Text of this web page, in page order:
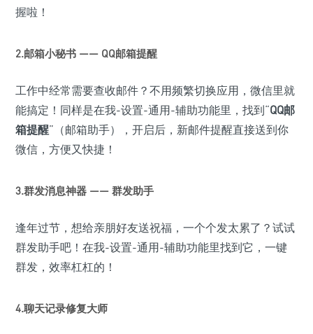
握啦！
2.邮箱小秘书 —— QQ邮箱提醒
工作中经常需要查收邮件？不用频繁切换应用，微信里就
能搞定！同样是在我-设置-通用-辅助功能里，找到“QQ邮
箱提醒”（邮箱助手），开启后，新邮件提醒直接送到你
微信，方便又快捷！
3.群发消息神器 —— 群发助手
逢年过节，想给亲朋好友送祝福，一个个发太累了？试试
群发助手吧！在我-设置-通用-辅助功能里找到它，一键
群发，效率杠杠的！
4.聊天记录修复大师